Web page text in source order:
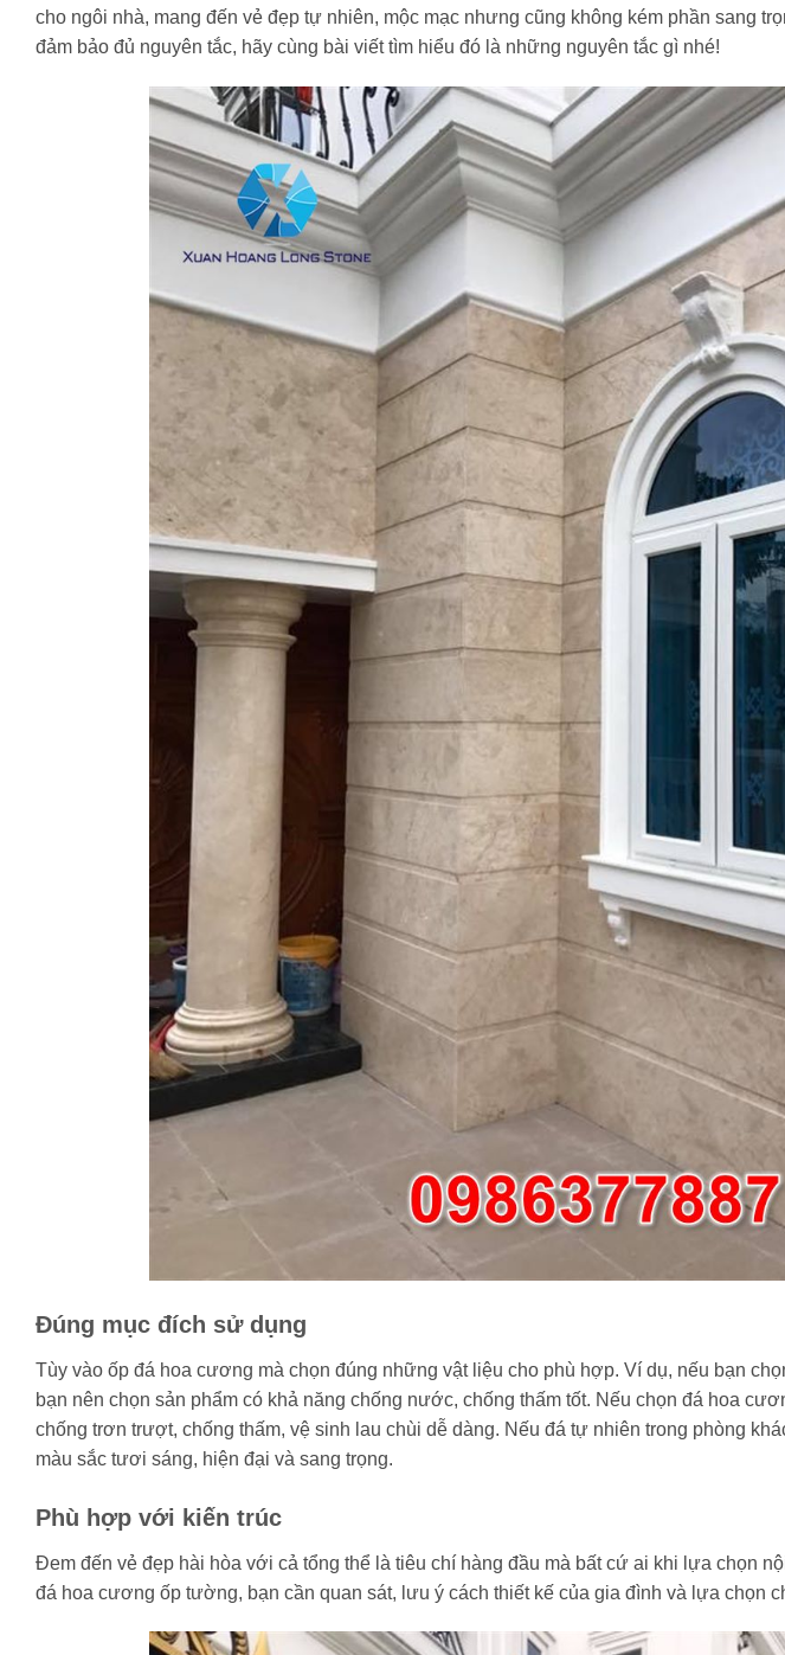
cho ngôi nhà, mang đến vẻ đẹp tự nhiên, mộc mạc nhưng cũng không kém phần sang
đảm bảo đủ nguyên tắc, hãy cùng bài viết tìm hiểu đó là những nguyên tắc gì nhé!
Đúng mục đích sử dụng
Tùy vào ốp đá hoa cương mà chọn đúng những vật liệu cho phù hợp. Ví dụ, nếu bạn
bạn nên chọn sản phẩm có khả năng chống nước, chống thấm tốt. Nếu chọn đá hoa
chống trơn trượt, chống thấm, vệ sinh lau chùi dễ dàng. Nếu đá tự nhiên trong phòng
màu sắc tươi sáng, hiện đại và sang trọng.
Phù hợp với kiến trúc
Đem đến vẻ đẹp hài hòa với cả tổng thể là tiêu chí hàng đầu mà bất cứ ai khi lựa chọn
đá hoa cương ốp tường, bạn cần quan sát, lưu ý cách thiết kế của gia đình và lựa chọn